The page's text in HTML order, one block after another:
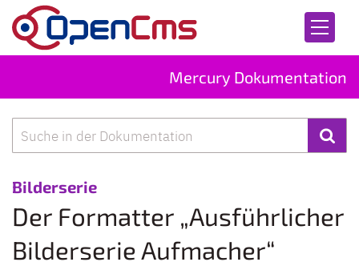
Zum Inhalt springen
Mercury Dokumentation
Bilderserie:
Der Formatter „Ausführlicher
Bilderserie Aufmacher“
Suche